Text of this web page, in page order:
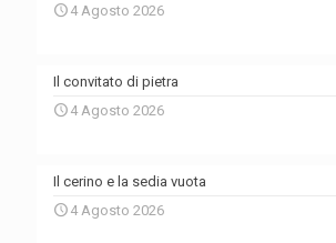
4 Agosto 2026
Il convitato di pietra
4 Agosto 2026
Il cerino e la sedia vuota
4 Agosto 2026